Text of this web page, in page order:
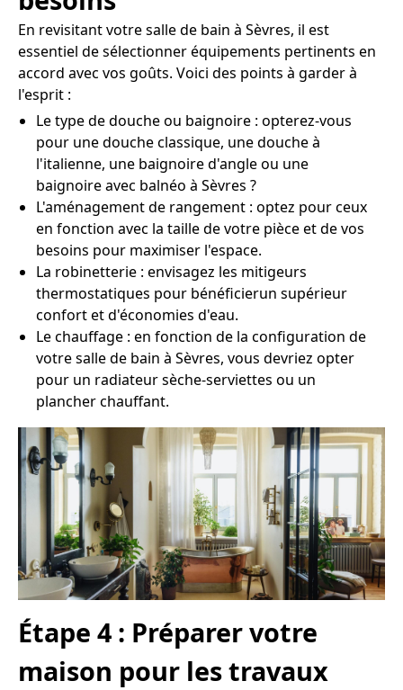
En revisitant votre salle de bain à Sèvres, il est
essentiel de sélectionner équipements pertinents en
accord avec vos goûts. Voici des points à garder à
l'esprit :
Le type de douche ou baignoire : opterez-vous
pour une douche classique, une douche à
l'italienne, une baignoire d'angle ou une
baignoire avec balnéo à Sèvres ?
L'aménagement de rangement : optez pour ceux
en fonction avec la taille de votre pièce et de vos
besoins pour maximiser l'espace.
La robinetterie : envisagez les mitigeurs
thermostatiques pour bénéficierun supérieur
confort et d'économies d'eau.
Le chauffage : en fonction de la configuration de
votre salle de bain à Sèvres, vous devriez opter
pour un radiateur sèche-serviettes ou un
plancher chauffant.
Étape 4 : Préparer votre
maison pour les travaux